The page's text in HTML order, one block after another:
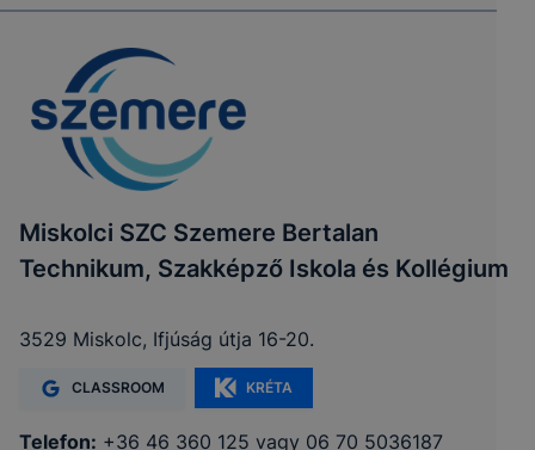
Miskolci SZC Szemere Bertalan
Technikum, Szakképző Iskola és Kollégium
3529 Miskolc, Ifjúság útja 16-20.
CLASSROOM KRÉTA
Telefon: +36 46 360 125 vagy 06 70 5036187